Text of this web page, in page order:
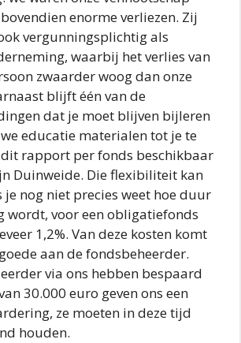
enorme verliezen. Zij
vergunningsplichtig als
waarbij het verlies van
zwaarder woog dan onze
blijft één van de
dat je moet blijven bijleren
educatie materialen tot je te
rapport per fonds beschikbaar
Duinweide. Die flexibiliteit kan
nog niet precies weet hoe duur
wordt, voor een obligatiefonds
1,2%. Van deze kosten komt
aan de fondsbeheerder.
via ons hebben bespaard
30.000 euro geven ons een
ze moeten in deze tijd
houden.